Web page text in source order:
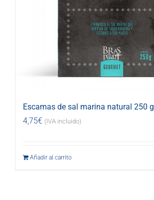
Escamas de sal marina natural 250 g
4,75€ (IVA incluido)
Añadir al carrito